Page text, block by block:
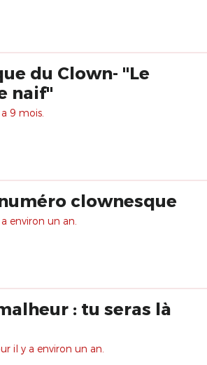
du Clown- "Le
naif"
9 mois.
clownesque
environ un an.
: tu seras là
il y a environ un an.